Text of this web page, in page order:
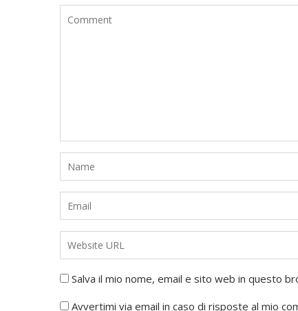
Salva il mio nome, email e sito web in questo
Avvertimi via email in caso di risposte al mio